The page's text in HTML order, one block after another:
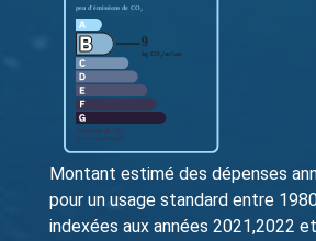
Montant estimé des dépenses
pour un usage standard entre
indexées aux années 2021,2022